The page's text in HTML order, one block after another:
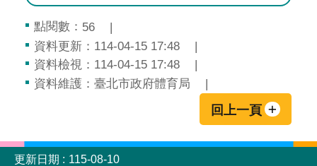
點閱數： 56
資料更新：114-04-15 17:48
資料檢視：114-04-15 17:48
資料維護：臺北市政府體育局
回上一頁
:::
更新日期
115-08-10